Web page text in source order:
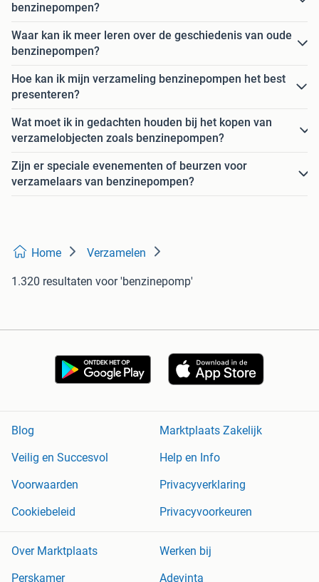
benzinepompen?
Waar kan ik meer leren over de geschiedenis van oude
benzinepompen?
Hoe kan ik mijn verzameling benzinepompen het best
presenteren?
Wat moet ik in gedachten houden bij het kopen van
verzamelobjecten zoals benzinepompen?
Zijn er speciale evenementen of beurzen voor
verzamelaars van benzinepompen?
Home Verzamelen
1.320 resultaten voor 'benzinepomp'
Blog
Marktplaats Zakelijk
Veilig en Succesvol
Help en Info
Voorwaarden
Privacyverklaring
Cookiebeleid
Privacyvoorkeuren
Over Marktplaats
Werken bij
Perskamer
Adevinta